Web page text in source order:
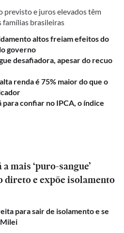
previsto e juros elevados têm
famílias brasileiras
altos freiam efeitos do
governo
desafiadora, apesar do recuo
renda é 75% maior do que o
confiar no IPCA, o índice
mais ‘puro-sangue’
direto e expõe isolamento
para sair de isolamento e se